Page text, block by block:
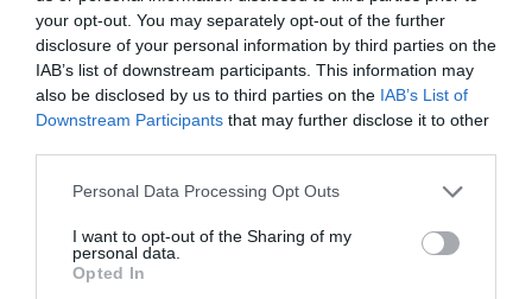
your opt-out. You may separately opt-out of the further
disclosure of your personal information by third parties on the
IAB’s list of downstream participants. This information may
also be disclosed by us to third parties on the IAB’s List of
Downstream Participants that may further disclose it to other
Please note that this website/app uses one or more Google
not limited to your visit or usage behaviour. You may click to
grant or deny consent to Google and its third-party tags to
use your data for below specified purposes in below Google
Personal Data Processing Opt Outs
I want to opt-out of the Sharing of my
personal data.
Opted In
Βίντεο: Ρωσική βόμβα FAB-3000 «εξαφανίζει
από τον χάρτη» σημείο διέλευσης των
ουκρανικών δυνάμεων στην Ζαπορίζια